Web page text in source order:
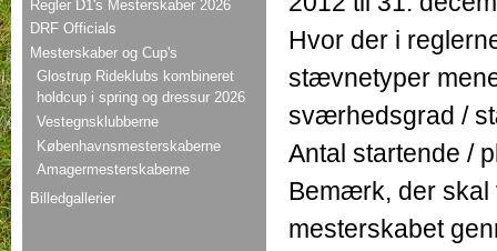
Hvor der i
stævnetyper
sværhedsgrad /
Antal startende /
Bemærk, der skal
mesterskabet
Regler D1's Mesterskaber 2026
DRF Officials
Mesterskaber og Cup's
Glostrup Rideklubs kombineret
holdcup i spring og dressur 2026
Vestegnsklubberne
Københavnsmesterskaberne
Amagermesterskaberne
Billedgallerier